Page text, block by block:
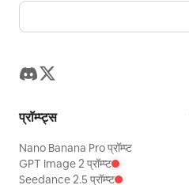
प्रॉम्प्ट्स
Nano Banana Pro प्रॉम्प्ट
GPT Image 2 प्रॉम्प्ट
Seedance 2.5 प्रॉम्प्ट